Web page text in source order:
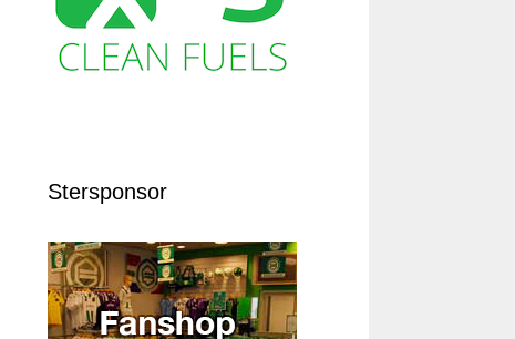
Stersponsor